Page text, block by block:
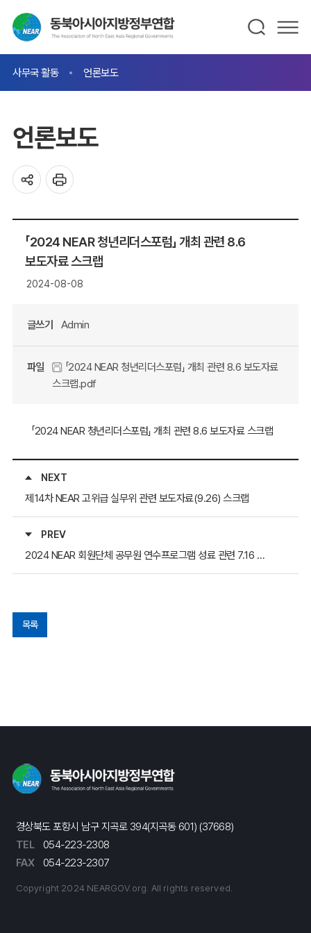
사무국 활동 언론보도
언론보도
「2024 NEAR 청년리더스포럼」 개최 관련 8.6
보도자료 스크랩
2024-08-08
글쓰기 Admin
파일
「2024 NEAR 청년리더스포럼」 개최 관련 8.6 보도자료
스크랩.pdf
「2024 NEAR 청년리더스포럼」 개최 관련 8.6 보도자료 스크랩
NEXT
제14차 NEAR 고위급 실무위 관련 보도자료(9.26) 스크랩
PREV
2024 NEAR 회원단체 공무원 연수프로그램 성료 관련 7.16 보도자료 스크랩
목록
경상북도 포항시 남구 지곡로 394(지곡동 601) (37668)
TEL
054-223-2308
FAX
054-223-2307
Copyright 2024 NEARGOV.org. All rights reserved.